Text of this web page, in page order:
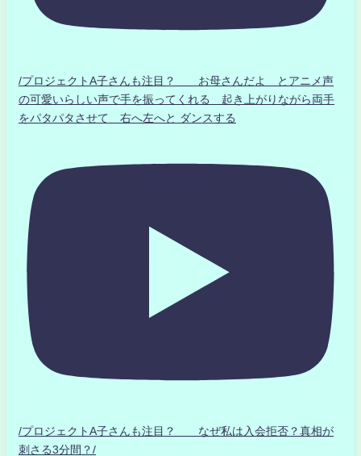
/プロジェクトA子さんも注目？ お母さんだよ とアニメ声
の可愛いらしい声で手を振ってくれる 起き上がりながら両手
をパタパタさせて 右へ左へと ダンスする
/プロジェクトA子さんも注目？ なぜ私は入会拒否？真相が
刺さる3分間？/